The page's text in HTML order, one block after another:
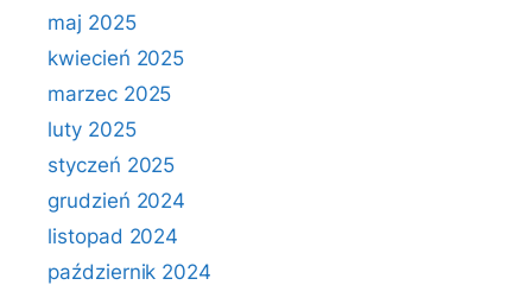
maj 2025
kwiecień 2025
marzec 2025
luty 2025
styczeń 2025
grudzień 2024
listopad 2024
październik 2024